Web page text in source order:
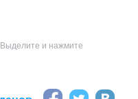
и нажмите